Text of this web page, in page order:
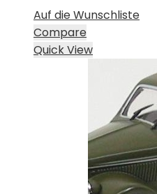
Auf die Wunschliste
Compare
Quick View